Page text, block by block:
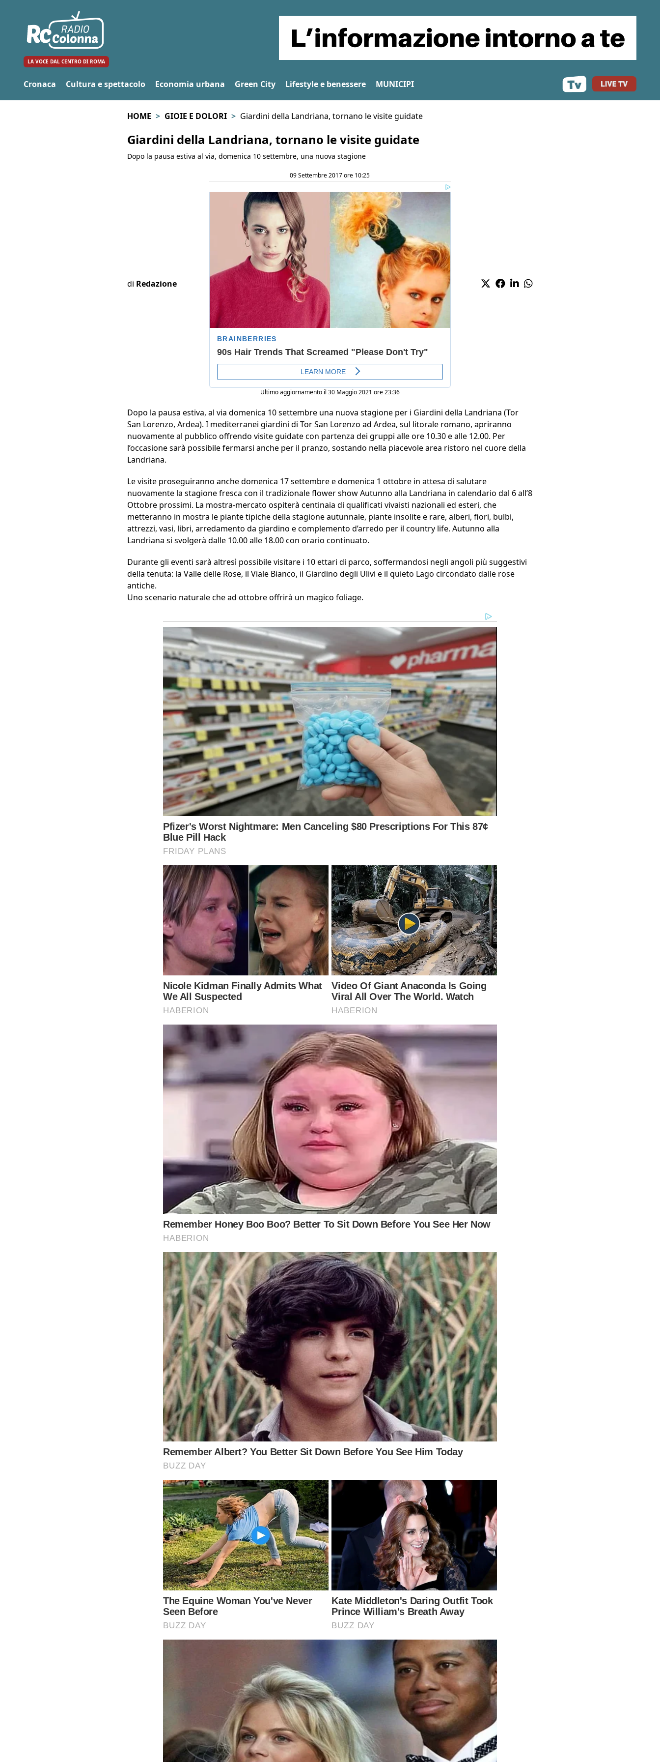
LA VOCE DAL CENTRO DI ROMA
Cronaca Cultura e spettacolo Economia urbana Green City Lifestyle e benessere MUNICIPI
HOME GIOIE E DOLORI Giardini della Landriana, tornano le visite guidate
Giardini della Landriana, tornano le visite guidate
Dopo la pausa estiva al via, domenica 10 settembre, una nuova stagione
di Redazione
09 Settembre 2017 ore 10:25
Ultimo aggiornamento il 30 Maggio 2021 ore 23:36
Dopo la pausa estiva, al via domenica 10 settembre una nuova stagione per i Giardini della Landriana (Tor
San Lorenzo, Ardea). I mediterranei giardini di Tor San Lorenzo ad Ardea, sul litorale romano, apriranno
nuovamente al pubblico offrendo visite guidate con partenza dei gruppi alle ore 10.30 e alle 12.00. Per
l’occasione sarà possibile fermarsi anche per il pranzo, sostando nella piacevole area ristoro nel cuore della
Landriana.
Le visite proseguiranno anche domenica 17 settembre e domenica 1 ottobre in attesa di salutare
nuovamente la stagione fresca con il tradizionale flower show Autunno alla Landriana in calendario dal 6 all’8
Ottobre prossimi. La mostra-mercato ospiterà centinaia di qualificati vivaisti nazionali ed esteri, che
metteranno in mostra le piante tipiche della stagione autunnale, piante insolite e rare, alberi, fiori, bulbi,
attrezzi, vasi, libri, arredamento da giardino e complemento d’arredo per il country life. Autunno alla
Landriana si svolgerà dalle 10.00 alle 18.00 con orario continuato.
Durante gli eventi sarà altresì possibile visitare i 10 ettari di parco, soffermandosi negli angoli più suggestivi
della tenuta: la Valle delle Rose, il Viale Bianco, il Giardino degli Ulivi e il quieto Lago circondato dalle rose
antiche.
Uno scenario naturale che ad ottobre offrirà un magico foliage.